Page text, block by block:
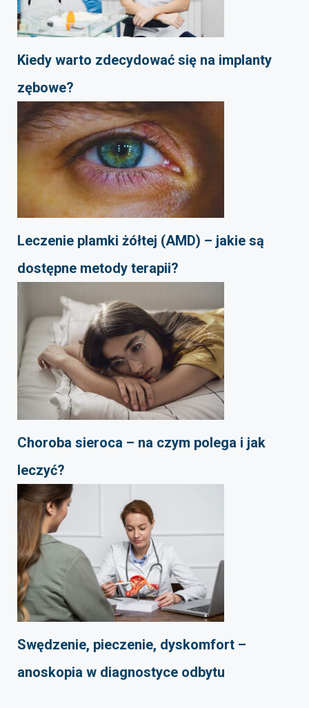
Kiedy warto zdecydować się na implanty
zębowe?
Leczenie plamki żółtej (AMD) – jakie są
dostępne metody terapii?
Choroba sieroca – na czym polega i jak
leczyć?
Swędzenie, pieczenie, dyskomfort –
anoskopia w diagnostyce odbytu